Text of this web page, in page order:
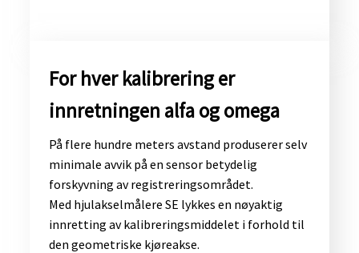
​For hver kalibrering er
innretningen alfa og omega
På flere hundre meters avstand produserer selv
minimale avvik på en sensor betydelig
forskyvning av registreringsområdet.
Med hjulakselmålere SE lykkes en nøyaktig
innretting av kalibreringsmiddelet i forhold til
den geometriske kjøreakse.